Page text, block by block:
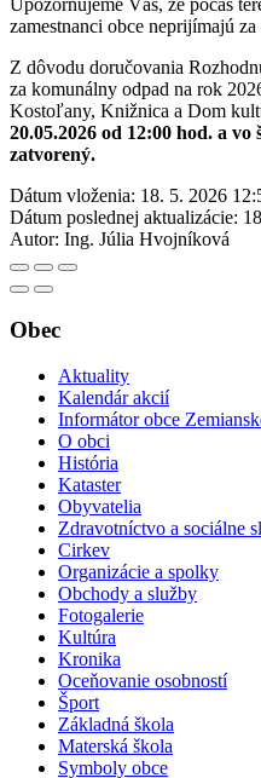
zamestnanci obce neprijímajú
Z dôvodu doručovania
za komunálny odpad na rok
Kostoľany, Knižnica a Dom
20.05.2026 od 12:00 hod. a
zatvorený.
Dátum vloženia: 18. 5. 2026
Dátum poslednej aktualizácie:
Autor: Ing. Júlia Hvojníková
Obec
Aktuality
Kalendár akcií
Informátor obce
O obci
História
Kataster
Obyvatelia
Zdravotníctvo a sociálne
Cirkev
Organizácie a spolky
Obchody a služby
Fotogalerie
Kultúra
Kronika
Oceňovanie osobností
Šport
Základná škola
Materská škola
Symboly obce